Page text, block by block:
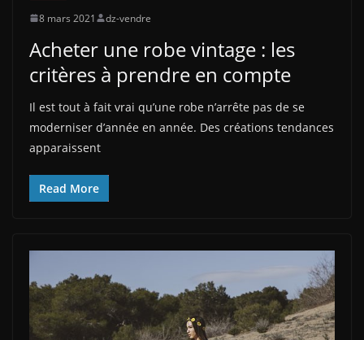
8 mars 2021 dz-vendre
Acheter une robe vintage : les
critères à prendre en compte
Il est tout à fait vrai qu’une robe n’arrête pas de se
moderniser d’année en année. Des créations tendances
apparaissent
Read More